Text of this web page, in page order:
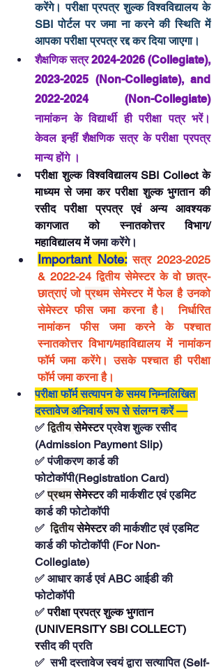
करेंगे। परीक्षा प्रपत्र शुल्क विश्वविद्यालय के
SBI पोर्टल पर जमा ना करने की स्थिति में
आपका परीक्षा प्रपत्र रद्द कर दिया जाएगा।
शैक्षणिक सत्र 2024-2026 (Collegiate),
2023-2025 (Non-Collegiate), and
2022-2024 (Non-Collegiate)
नामांकन के विद्यार्थी ही परीक्षा पत्र भरें।
केवल इन्हीं शैक्षणिक सत्र के परीक्षा प्रपत्र
मान्य होंगे ।
परीक्षा शुल्क विश्वविद्यालय SBI Collect के
माध्यम से जमा कर परीक्षा शुल्क भुगतान की
रसीद परीक्षा प्रपत्र एवं अन्य आवश्यक
कागजात को स्नातकोत्तर विभाग/
महाविद्यालय में जमा करेंगे।
Important Note: सत्र 2023-2025
& 2022-24 द्वितीय सेमेस्टर के वो छात्र-
छात्राएं जो प्रथम सेमेस्टर में फेल है उनको
सेमेस्टर फीस जमा करना है।  निर्धारित
नामांकन फीस जमा करने के पश्चात
स्नातकोत्तर विभाग/महाविद्यालय में नामांकन
फॉर्म जमा करेंगे। उसके पश्चात ही परीक्षा
फॉर्म जमा करना है।
परीक्षा फॉर्म सत्यापन के समय निम्नलिखित
दस्तावेज अनिवार्य रूप से संलग्न करें —
✅ द्वितीय सेमेस्टर प्रवेश शुल्क रसीद
(Admission Payment Slip)
✅ पंजीकरण कार्ड की
फोटोकॉपी(Registration Card)
✅ प्रथम सेमेस्टर की मार्कशीट एवं एडमिट
कार्ड की फोटोकॉपी
✅ द्वितीय सेमेस्टर की मार्कशीट एवं एडमिट
कार्ड की फोटोकॉपी (For Non-
Collegiate)
✅ आधार कार्ड एवं ABC आईडी की
फोटोकॉपी
✅ परीक्षा प्रपत्र शुल्क भुगतान
(UNIVERSITY SBI COLLECT)
रसीद की प्रति
✅  सभी दस्तावेज स्वयं द्वारा सत्यापित (Self-